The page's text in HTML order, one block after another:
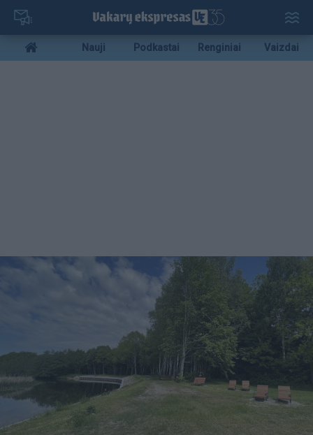
Pereiti
pagrindinį
turinį
Mobile
menu
Nauji Podkastai Renginiai Vaizdai